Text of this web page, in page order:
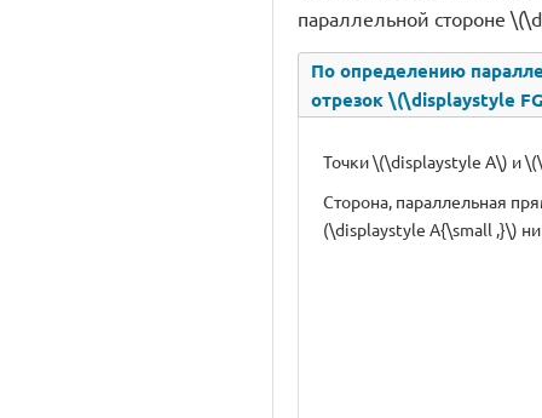
параллельной стороне
По определению
отрезок \(\displaystyle
Точки \(\displaystyle A\) и
Сторона, параллельная
(\displaystyle A{\small ,}\)